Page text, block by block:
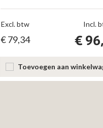
Incl.
€
Excl. btw
€79,34
Toevoegen aan